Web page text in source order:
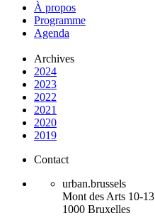
À propos
Programme
Agenda
Archives
2024
2023
2022
2021
2020
2019
Contact
urban.brussels
Mont des Arts 10-13
1000 Bruxelles